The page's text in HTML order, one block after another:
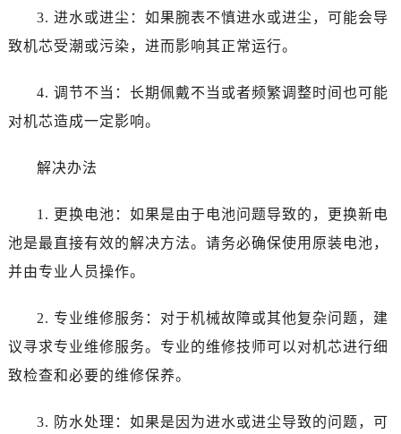
3. 进水或进尘：如果腕表不慎进水或进尘，可能会导
致机芯受潮或污染，进而影响其正常运行。
4. 调节不当：长期佩戴不当或者频繁调整时间也可能
对机芯造成一定影响。
解决办法
1. 更换电池：如果是由于电池问题导致的，更换新电
池是最直接有效的解决方法。请务必确保使用原装电池，
并由专业人员操作。
2. 专业维修服务：对于机械故障或其他复杂问题，建
议寻求专业维修服务。专业的维修技师可以对机芯进行细
致检查和必要的维修保养。
3. 防水处理：如果是因为进水或进尘导致的问题，可